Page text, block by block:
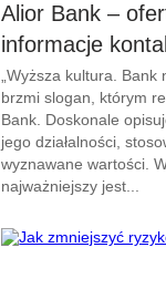
Alior Bank –
informacje
„Wyższa kultura. Bank
brzmi slogan, którym
Bank. Doskonale
jego działalności,
wyznawane wartości.
najważniejszy jest...